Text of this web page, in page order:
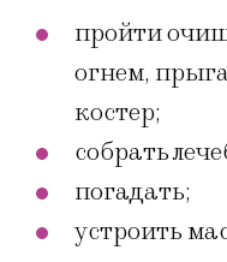
пройти
огнем,
костер;
собрать
погадать;
устроить